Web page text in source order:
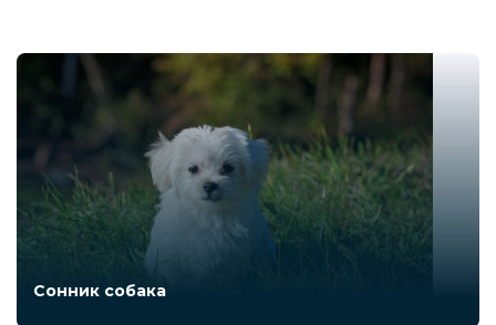
Сонник собака